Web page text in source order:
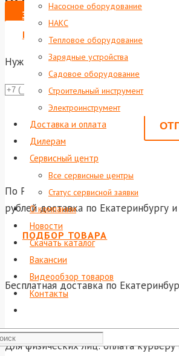
Насосное оборудование
НАКС
Тепловое оборудование
Зарядные устройства
Садовое оборудование
Строительный инструмент
Электроинструмент
Доставка и оплата
Дилерам
Сервисный центр
Все сервисные центры
Статус сервисной заявки
О компании
Новости
Скачать каталог
Вакансии
Видеообзор товаров
Контакты
ЗАКАЗАТЬ
ВЫПИСАТЬ СЧЕТ НА ЮР. ЛИЦО
Нужна консультация?
По России и ближнему зарубежью
рублей доставка по Екатеринбургу
ПОДБОР ТОВАРА
Бесплатная доставка по
Для физических лиц: оплата